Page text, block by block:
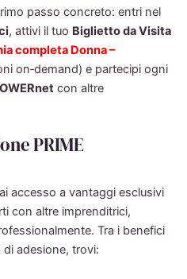
passo concreto: entri nel
, attivi il tuo Biglietto da Visita
completa Donna –
on‑demand) e partecipi ogni
con altre
PRIME
accesso a vantaggi esclusivi
con altre imprenditrici,
Tra i benefici
adesione, trovi: